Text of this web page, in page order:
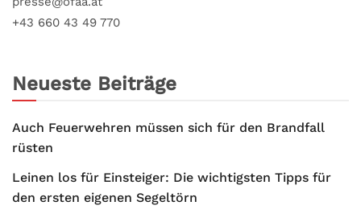
+43 660 43 49 770
Neueste Beiträge
Auch Feuerwehren müssen sich für den Brandfall
rüsten
Leinen los für Einsteiger: Die wichtigsten Tipps für
den ersten eigenen Segeltörn